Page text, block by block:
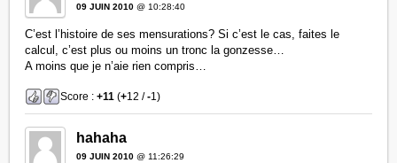
09 JUIN 2010 @ 10:28:40
C’est l’histoire de ses mensurations? Si c’est le cas, faites le
calcul, c’est plus ou moins un tronc la gonzesse…
A moins que je n’aie rien compris…
Score :+11 (+12 /-1)
hahaha
09 JUIN 2010 @ 11:26:29